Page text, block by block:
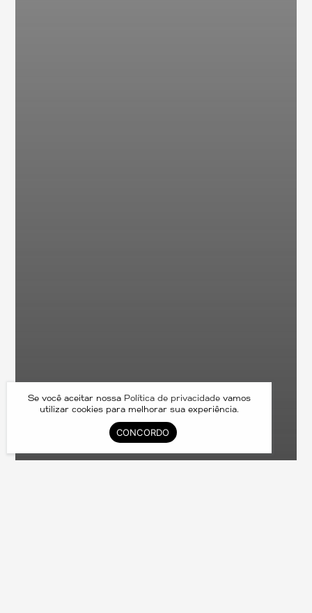
Se você aceitar nossa Política de privacidade vamos
utilizar cookies para melhorar sua experiência.
CONCORDO